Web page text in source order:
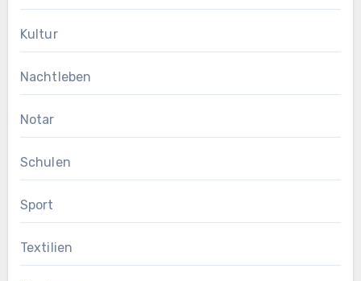
Kultur
Nachtleben
Notar
Schulen
Sport
Textilien